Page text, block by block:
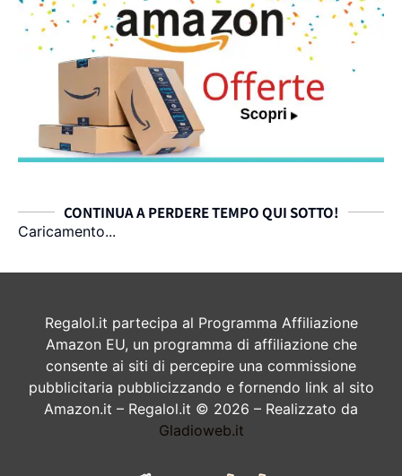
CONTINUA A PERDERE TEMPO QUI SOTTO!
Caricamento...
Regalol.it partecipa al Programma Affiliazione
Amazon EU, un programma di affiliazione che
consente ai siti di percepire una commissione
pubblicitaria pubblicizzando e fornendo link al sito
Amazon.it – Regalol.it © 2026 – Realizzato da
Gladioweb.it